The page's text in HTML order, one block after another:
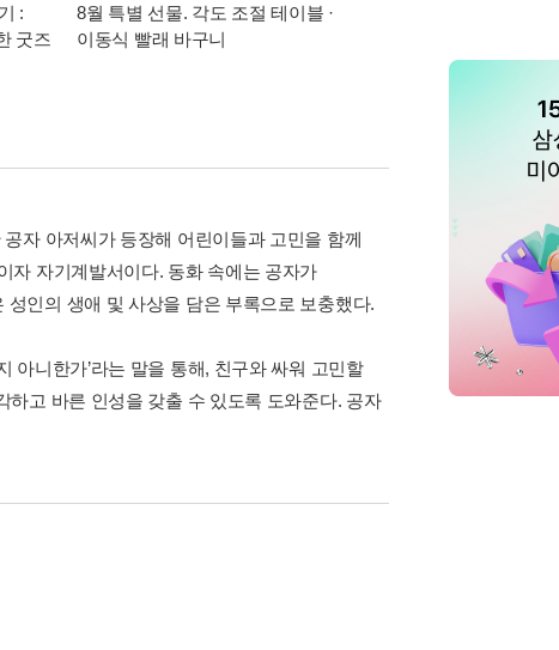
:
굿즈
8월 특별 선물. 각도 조절 테이블 ·
이동식 빨래 바구니
자 아저씨가 등장해 어린이들과 고민을 함께
자 자기계발서이다. 동화 속에는 공자가
인의 생애 및 사상을 담은 부록으로 보충했다.
아니한가’라는 말을 통해, 친구와 싸워 고민할
하고 바른 인성을 갖출 수 있도록 도와준다. 공자